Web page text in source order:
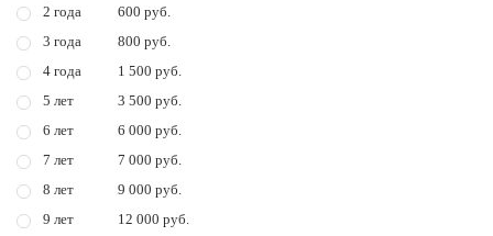
2 года
600 руб.
3 года
800 руб.
4 года
1 500 руб.
5 лет
3 500 руб.
6 лет
6 000 руб.
7 лет
7 000 руб.
8 лет
9 000 руб.
9 лет
12 000 руб.